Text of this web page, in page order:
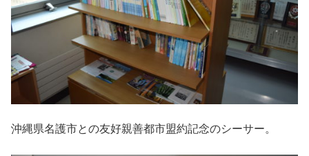
沖縄県名護市との友好親善都市盟約記念のシーサー。